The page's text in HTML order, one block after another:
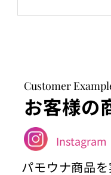
Customer
お客様の
Instagram
パモウナ商品